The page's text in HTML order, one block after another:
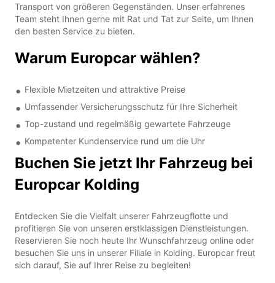
Transport von größeren Gegenständen. Unser erfahrenes
Team steht Ihnen gerne mit Rat und Tat zur Seite, um Ihnen
den besten Service zu bieten.
Warum Europcar wählen?
Flexible Mietzeiten und attraktive Preise
Umfassender Versicherungsschutz für Ihre Sicherheit
Top-zustand und regelmäßig gewartete Fahrzeuge
Kompetenter Kundenservice rund um die Uhr
Buchen Sie jetzt Ihr Fahrzeug bei
Europcar Kolding
Entdecken Sie die Vielfalt unserer Fahrzeugflotte und
profitieren Sie von unseren erstklassigen Dienstleistungen.
Reservieren Sie noch heute Ihr Wunschfahrzeug online oder
besuchen Sie uns in unserer Filiale in Kolding. Europcar freut
sich darauf, Sie auf Ihrer Reise zu begleiten!